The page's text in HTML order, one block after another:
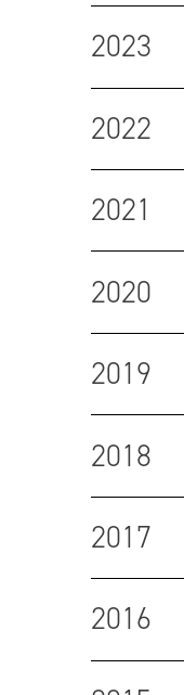
2023
2022
2021
2020
2019
2018
2017
2016